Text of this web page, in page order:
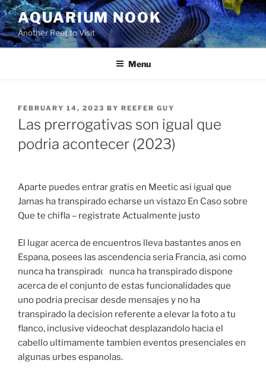
Skip
to
content
AQUARIUM NOOK
Another Reef to Visit
Menu
POSTED
ON
FEBRUARY 14, 2023 BY REEFER GUY
Las prerrogativas son igual que
podri­a acontecer (2023)
Aparte puedes entrar gratis en Meetic asi­ igual que
Jamas ha transpirado echarse un vistazo En Caso sobre
Que te chifla – registrate Actualmente justo
El lugar acerca de encuentros lleva bastantes anos en
Espana, posees las ascendencia seri­a Francia, asi­ como
nunca ha transpirado
nunca ha transpirado dispone
acerca de el conjunto de estas funcionalidades que
uno podria precisar desde mensajes y no ha
transpirado la decision referente a elevar la foto a tu
flanco, inclusive videochat desplazandolo hacia el
cabello ultimamente tambien eventos presenciales en
algunas urbes espanolas.